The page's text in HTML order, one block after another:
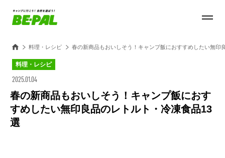
料理・レシピ 春の新商品もおいしそう！キャンプ飯におすすめしたい無印
料理・レシピ
2025.01.04
春の新商品もおいしそう！キャンプ飯におす
すめしたい無印良品のレトルト・冷凍食品13
選